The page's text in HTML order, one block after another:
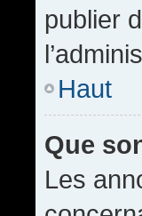
publier
Haut
Que
Les